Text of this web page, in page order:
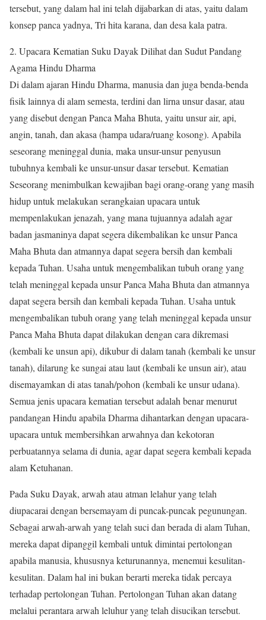
tersebut, yang dalam hal ini telah dijabarkan di atas, yaitu dalam
konsep panca yadnya, Tri hita karana, dan desa kala patra.
2. Upacara Kematian Suku Dayak Dilihat dan Sudut Pandang
Agama Hindu Dharma
Di dalam ajaran Hindu Dharma, manusia dan juga benda-benda
fisik lainnya di alam semesta, terdini dan lirna unsur dasar, atau
yang disebut dengan Panca Maha Bhuta, yaitu unsur air, api,
angin, tanah, dan akasa (hampa udara/ruang kosong). Apabila
seseorang meninggal dunia, maka unsur-unsur penyusun
tubuhnya kembali ke unsur-unsur dasar tersebut. Kematian
Seseorang menimbulkan kewajiban bagi orang-orang yang masih
hidup untuk melakukan serangkaian upacara untuk
mempenlakukan jenazah, yang mana tujuannya adalah agar
badan jasmaninya dapat segera dikembalikan ke unsur Panca
Maha Bhuta dan atmannya dapat segera bersih dan kembali
kepada Tuhan. Usaha untuk mengembalikan tubuh orang yang
telah meninggal kepada unsur Panca Maha Bhuta dan atmannya
dapat segera bersih dan kembali kepada Tuhan. Usaha untuk
mengembalikan tubuh orang yang telah meninggal kepada unsur
Panca Maha Bhuta dapat dilakukan dengan cara dikremasi
(kembali ke unsun api), dikubur di dalam tanah (kembali ke unsur
tanah), dilarung ke sungai atau laut (kembali ke unsun air), atau
disemayamkan di atas tanah/pohon (kembali ke unsur udana).
Semua jenis upacara kematian tersebut adalah benar menurut
pandangan Hindu apabila Dharma dihantarkan dengan upacara-
upacara untuk membersihkan arwahnya dan kekotoran
perbuatannya selama di dunia, agar dapat segera kembali kepada
alam Ketuhanan.
Pada Suku Dayak, arwah atau atman lelahur yang telah
diupacarai dengan bersemayam di puncak-puncak pegunungan.
Sebagai arwah-arwah yang telah suci dan berada di alam Tuhan,
mereka dapat dipanggil kembali untuk dimintai pertolongan
apabila manusia, khususnya keturunannya, menemui kesulitan-
kesulitan. Dalam hal ini bukan berarti mereka tidak percaya
terhadap pertolongan Tuhan. Pertolongan Tuhan akan datang
melalui perantara arwah leluhur yang telah disucikan tersebut.